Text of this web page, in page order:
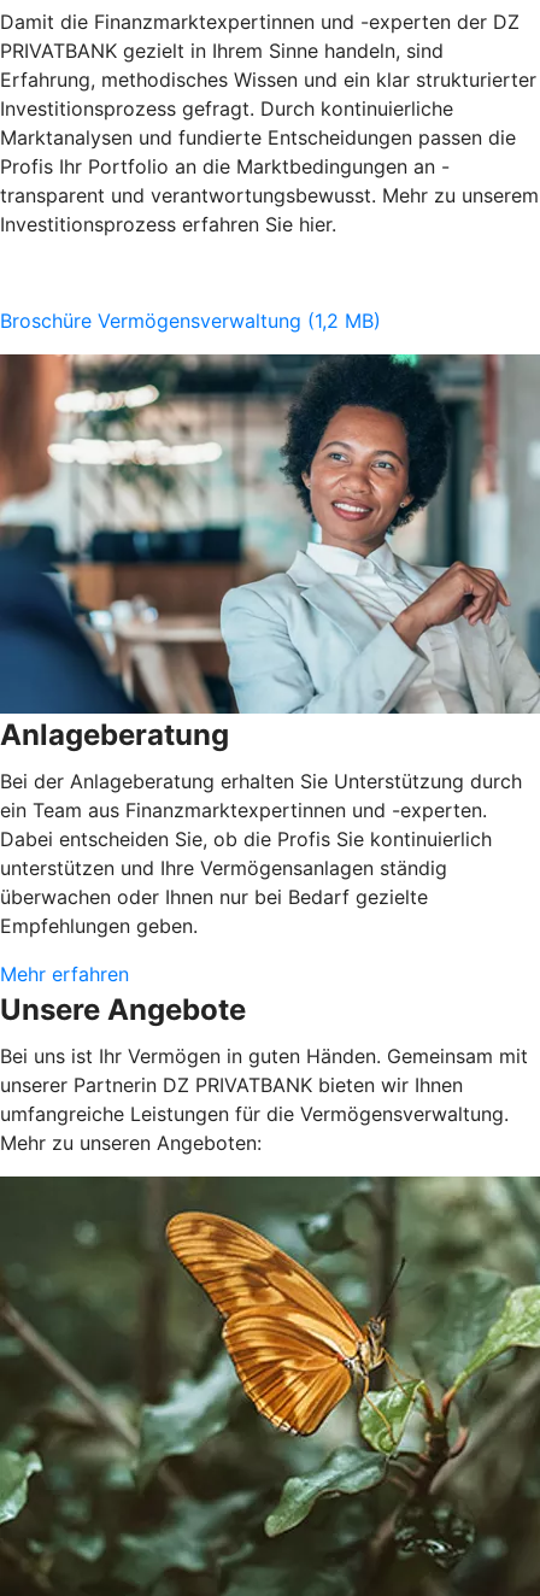
Damit die Finanzmarktexpertinnen und -experten der DZ
PRIVATBANK gezielt in Ihrem Sinne handeln, sind
Erfahrung, methodisches Wissen und ein klar strukturierter
Investitionsprozess gefragt. Durch kontinuierliche
Marktanalysen und fundierte Entscheidungen passen die
Profis Ihr Portfolio an die Marktbedingungen an -
transparent und verantwortungsbewusst. Mehr zu unserem
Investitionsprozess erfahren Sie hier.
Broschüre Vermögensverwaltung (1,2 MB)
Anlageberatung
Bei der Anlageberatung erhalten Sie Unterstützung durch
ein Team aus Finanzmarktexpertinnen und -experten.
Dabei entscheiden Sie, ob die Profis Sie kontinuierlich
unterstützen und Ihre Vermögensanlagen ständig
überwachen oder Ihnen nur bei Bedarf gezielte
Empfehlungen geben.
Mehr erfahren
Unsere Angebote
Bei uns ist Ihr Vermögen in guten Händen. Gemeinsam mit
unserer Partnerin DZ PRIVATBANK bieten wir Ihnen
umfangreiche Leistungen für die Vermögensverwaltung.
Mehr zu unseren Angeboten: